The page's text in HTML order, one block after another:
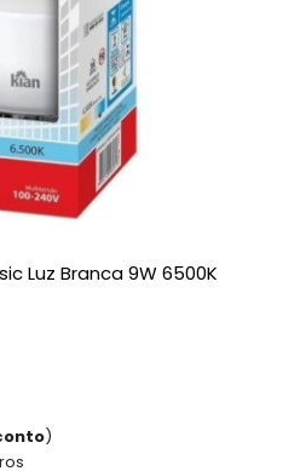
Luz Branca 9W 6500K
)